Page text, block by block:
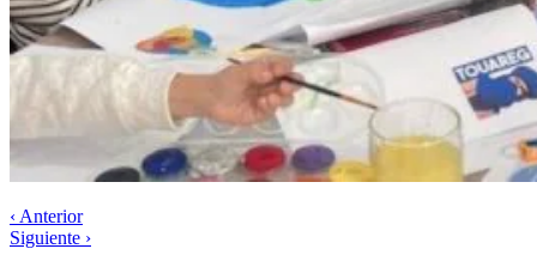
‹ Anterior
Siguiente ›